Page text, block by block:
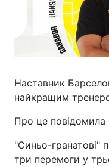
Наставник
найкращим
Про це повідомила
"Синьо-гранатові"
три перемоги у